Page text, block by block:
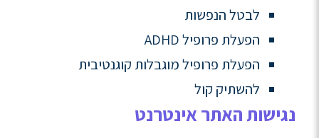
לבטל הנפשות
הפעלת פרופיל ADHD
הפעלת פרופיל מוגבלות קוגנטיבית
להשתיק קול
נגישות האתר אינטרנט